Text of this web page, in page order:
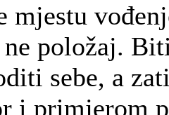
mjestu
položaj.
sebe, a
i primjerom